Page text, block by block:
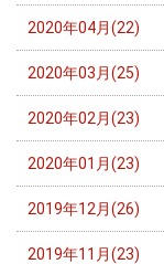
2020年04月(22)
2020年03月(25)
2020年02月(23)
2020年01月(23)
2019年12月(26)
2019年11月(23)